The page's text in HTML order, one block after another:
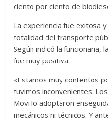
ciento por ciento de
La experiencia fue exitosa
totalidad del transporte
Según indicó la funcionaria,
fue muy positiva.
«Estamos muy contentos
tuvimos inconvenientes.
Movi lo adoptaron
mecánicos ni técnicos. Y